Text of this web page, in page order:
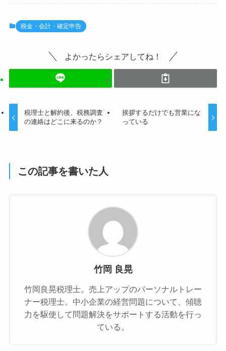
e
b
o
k
er
税金・会計・確定申告
よかったらシェアしてね！
税理士と解約後、税務調査
の連絡はどこに来るのか？
挨拶するだけでも営業にな
っている
この記事を書いた人
竹岡 良晃
竹岡良晃税理士。売上アップのパーソナルトレー
ナー税理士。中小企業の経営問題について、傾聴
力を駆使して問題解決をサポートする活動を行っ
ている。